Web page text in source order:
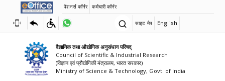
पेंशनर्स कॉर्नर कर्मचारी कॉर्नर
साइट मैप English
वैज्ञानिक तथा औद्योगिक अनुसंधान परिषद्
Council of Scientific & Industrial Research
(विज्ञान एवं प्रौद्योगिकी मंत्रालय, भारत सरकार)
Ministry of Science & Technology, Govt. of India